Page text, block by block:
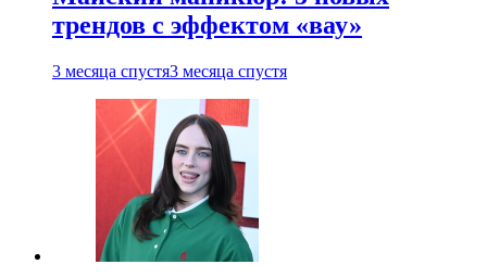
трендов с эффектом «вау»
3 месяца спустя3 месяца спустя